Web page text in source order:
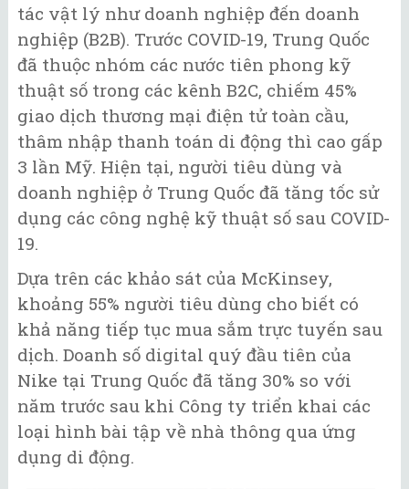
tác vật lý như doanh nghiệp đến doanh
nghiệp (B2B). Trước COVID-19, Trung Quốc
đã thuộc nhóm các nước tiên phong kỹ
thuật số trong các kênh B2C, chiếm 45%
giao dịch thương mại điện tử toàn cầu,
thâm nhập thanh toán di động thì cao gấp
3 lần Mỹ. Hiện tại, người tiêu dùng và
doanh nghiệp ở Trung Quốc đã tăng tốc sử
dụng các công nghệ kỹ thuật số sau COVID-
19.
Dựa trên các khảo sát của McKinsey,
khoảng 55% người tiêu dùng cho biết có
khả năng tiếp tục mua sắm trực tuyến sau
dịch. Doanh số digital quý đầu tiên của
Nike tại Trung Quốc đã tăng 30% so với
năm trước sau khi Công ty triển khai các
loại hình bài tập về nhà thông qua ứng
dụng di động.